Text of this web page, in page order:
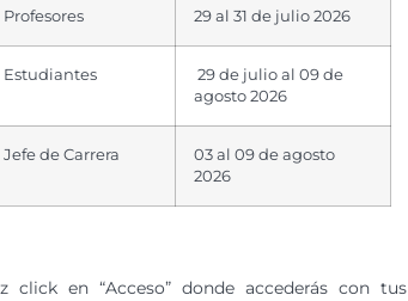
Profesores 29 al 31 de julio 2026
Estudiantes
29 de julio al 09 de
agosto 2026
Jefe de Carrera
03 al 09 de agosto
2026
en “Acceso” donde accederás con tus